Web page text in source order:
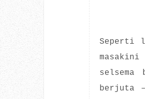
Seperti
selsema
berjuta –